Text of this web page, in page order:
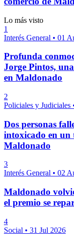
Lo más visto
1
Interés General • 01
Profunda
Jorge Pintos,
en Maldonado
2
Policiales y Judiciales
Dos personas
intoxicado en un
Maldonado
3
Interés General • 02
Maldonado
el premio se
4
Social • 31 Jul 2026